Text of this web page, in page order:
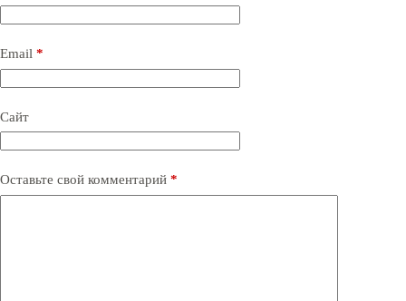
Email *
Сайт
Оставьте свой комментарий *
r
n
t
i
v
: